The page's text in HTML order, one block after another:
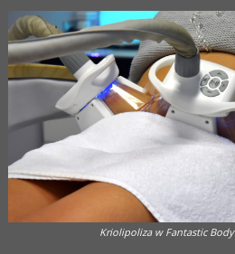
Kriolipoliza w Fantastic Body